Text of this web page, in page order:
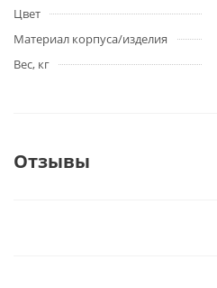
Цвет
Материал корпуса/изделия
Вес, кг
Отзывы